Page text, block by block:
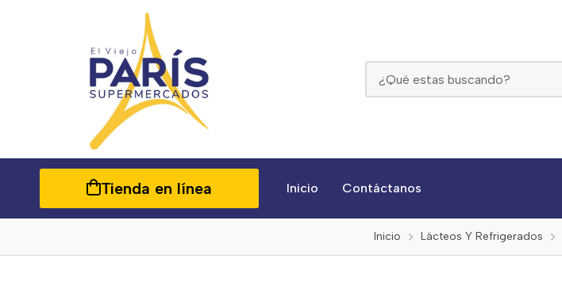
Tienda en línea Inicio Contáctanos
Inicio Lácteos Y Refrigerados